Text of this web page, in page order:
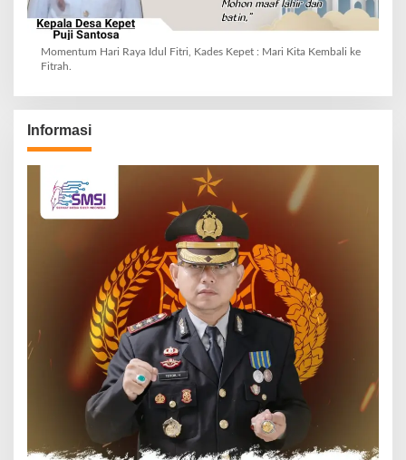
Momentum Hari Raya Idul Fitri, Kades Kepet : Mari Kita Kembali ke
Fitrah.
Informasi